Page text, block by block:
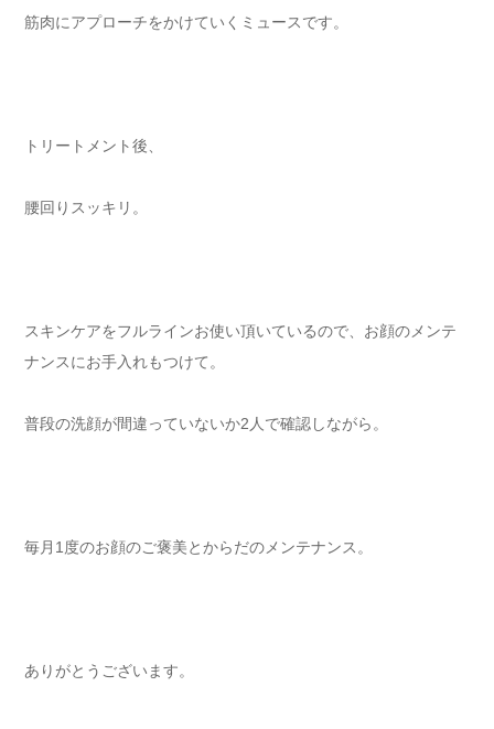
筋肉にアプローチをかけていくミュースです。
トリートメント後、
腰回りスッキリ。
スキンケアをフルラインお使い頂いているので、お顔のメンテ
ナンスにお手入れもつけて。
普段の洗顔が間違っていないか2人で確認しながら。
毎月1度のお顔のご褒美とからだのメンテナンス。
ありがとうございます。